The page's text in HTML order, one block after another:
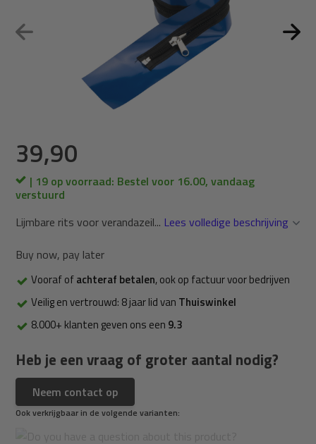
39,90
| 19 op voorraad: Bestel voor 16.00, vandaag
verstuurd
Lijmbare rits voor verandazeil... Lees volledige beschrijving
Buy now, pay later
Vooraf ofachteraf betalen, ook op factuur voor bedrijven
Veilig en vertrouwd: 8 jaar lid van Thuiswinkel
8.000+ klanten geven ons een 9.3
Heb je een vraag of groter aantal nodig?
Neem contact op
Ook verkrijgbaar in de volgende varianten: